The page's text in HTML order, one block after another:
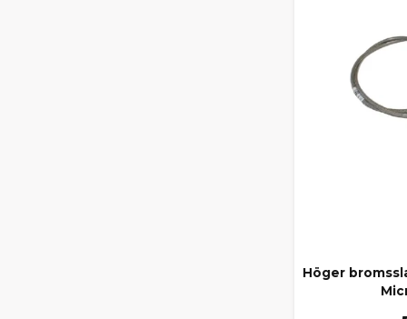
Höger